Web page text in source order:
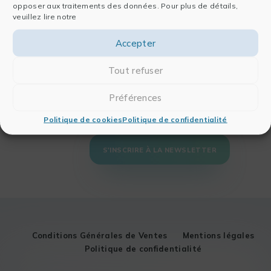
opposer aux traitements des données. Pour plus de détails,
veuillez lire notre
Accepter
Tout refuser
Préférences
Politique de cookiesPolitique de confidentialité
Contact
Solutions
Vos besoins
Formation
Notre mission
Notre méthode
Notre calendrier
S'INSCRIRE À LA NEWSLETTER
Conditions Générales de Ventes
Mentions légales
Politique de confidentialité